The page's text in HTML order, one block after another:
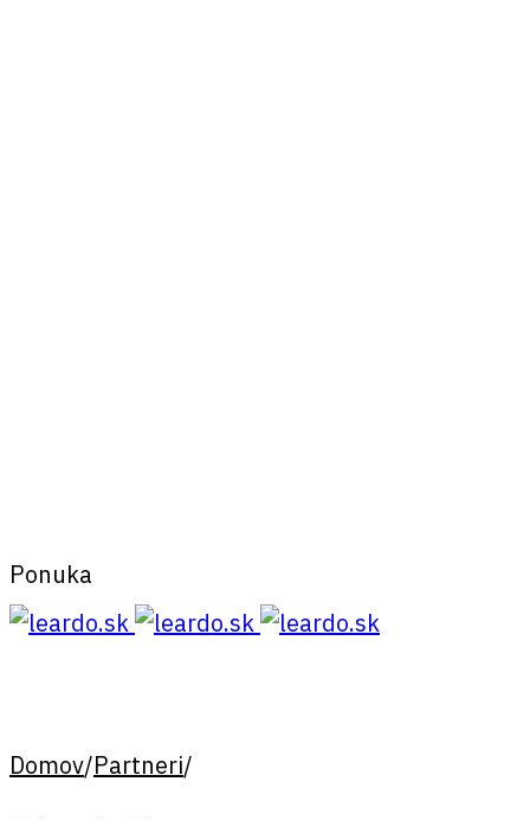
Ponuka
Domov/Partneri/